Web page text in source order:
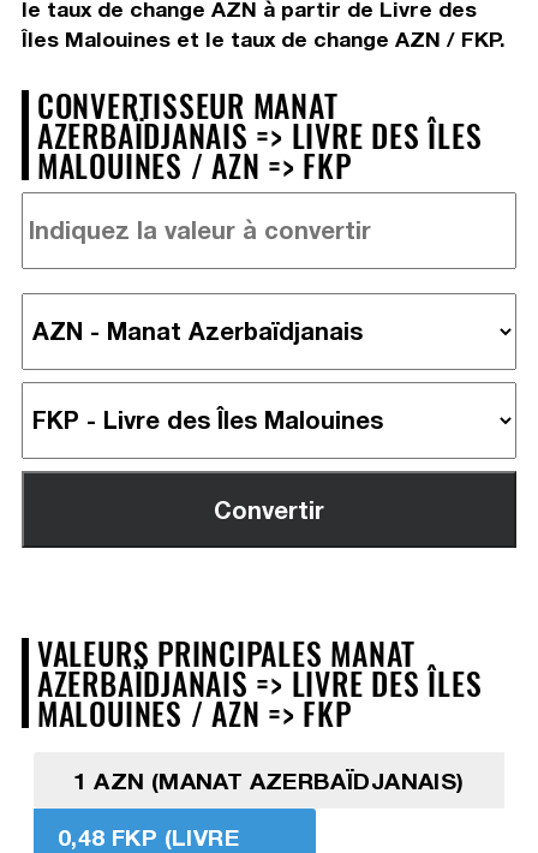
le taux de change AZN à partir de Livre des
Îles Malouines et le taux de change AZN / FKP.
CONVERTISSEUR MANAT
AZERBAÏDJANAIS => LIVRE DES ÎLES
MALOUINES / AZN => FKP
VALEURS PRINCIPALES MANAT
AZERBAÏDJANAIS => LIVRE DES ÎLES
MALOUINES / AZN => FKP
1 AZN (MANAT AZERBAÏDJANAIS)
0,48 FKP (LIVRE